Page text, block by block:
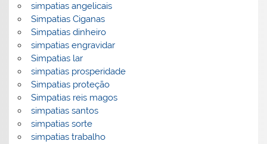
simpatias angelicais
Simpatias Ciganas
Simpatias dinheiro
simpatias engravidar
Simpatias lar
simpatias prosperidade
Simpatias proteção
Simpatias reis magos
simpatias santos
simpatias sorte
simpatias trabalho